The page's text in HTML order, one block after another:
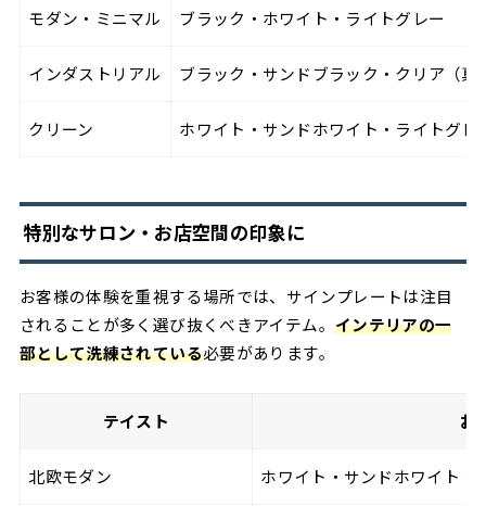
モダン・ミニマル ブラック・ホワイト・ライトグレー
インダストリアル ブラック・サンドブラック・クリア（
クリーン ホワイト・サンドホワイト・ライトグ
特別なサロン・お店空間の印象に
お客様の体験を重視する場所では、サインプレートは注目
されることが多く選び抜くべきアイテム。 インテリアの一
部として洗練されている必要があります。
テイスト お
北欧モダン ホワイト・サンドホワイト・